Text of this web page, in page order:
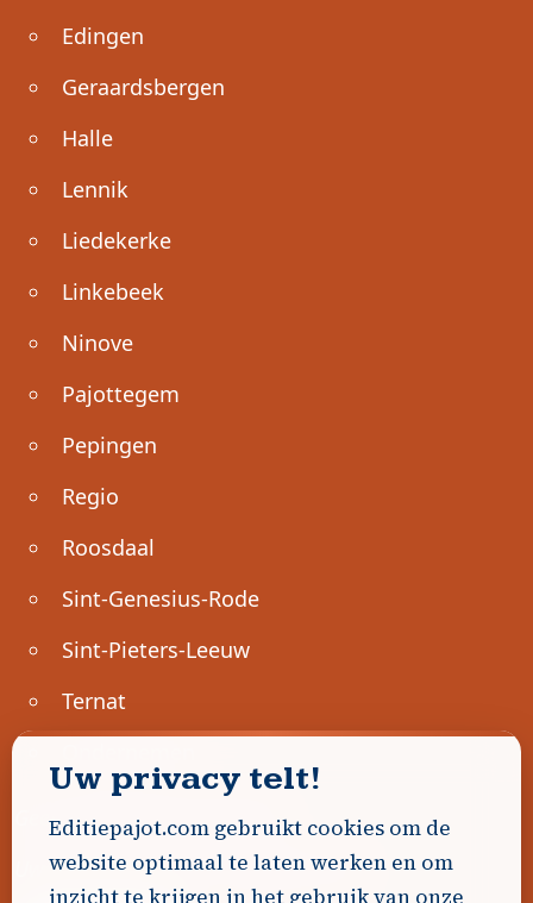
Edingen
Geraardsbergen
Halle
Lennik
Liedekerke
Linkebeek
Ninove
Pajottegem
Pepingen
Regio
Roosdaal
Sint-Genesius-Rode
Sint-Pieters-Leeuw
Ternat
Geen advertenties gevonden.
Uw advertentie hier? Contacteer ons!
Uw privacy telt!
Editiepajot.com gebruikt cookies om de
website optimaal te laten werken en om
inzicht te krijgen in het gebruik van onze